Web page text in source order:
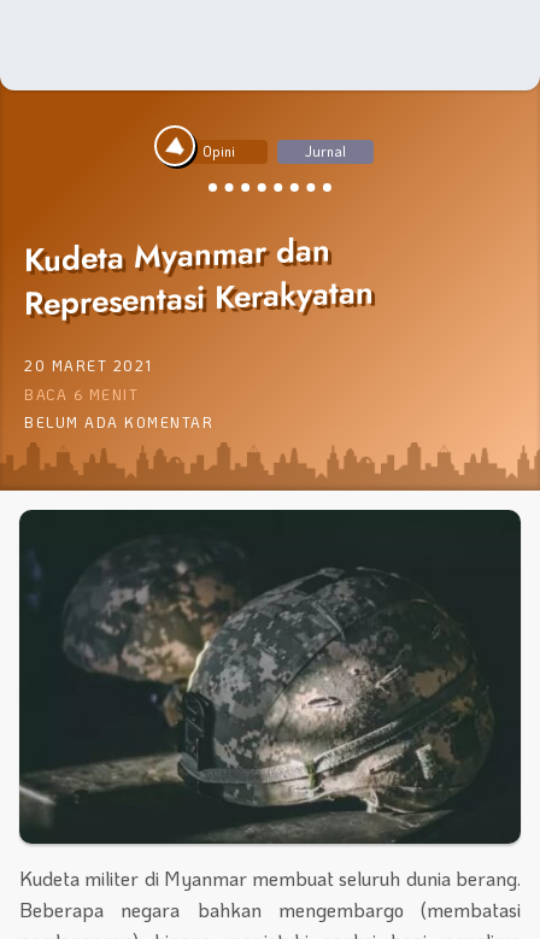
Opini Jurnal
Kudeta Myanmar dan
Representasi Kerakyatan
20 MARET 2021
BACA 6 MENIT
BELUM ADA KOMENTAR
Kudeta militer di Myanmar membuat seluruh dunia berang.
Beberapa negara bahkan mengembargo (membatasi